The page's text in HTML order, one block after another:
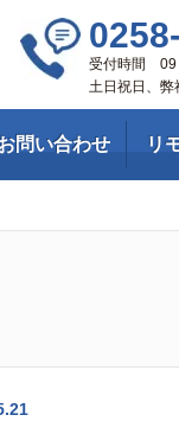
受付時間 09
土日祝日、弊
問い合わせ リ